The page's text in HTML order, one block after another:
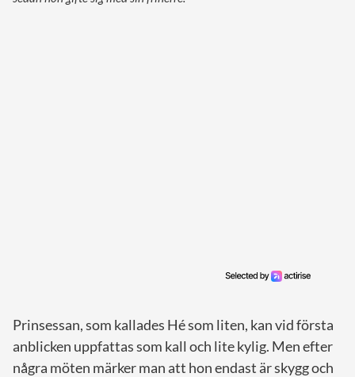
Prinsessan, som kallades Hé som liten, kan vid första
anblicken uppfattas som kall och lite kylig. Men efter
några möten märker man att hon endast är skygg och